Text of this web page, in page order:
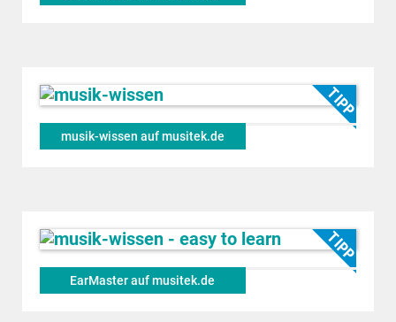
musik-wissen auf musitek.de
EarMaster auf musitek.de